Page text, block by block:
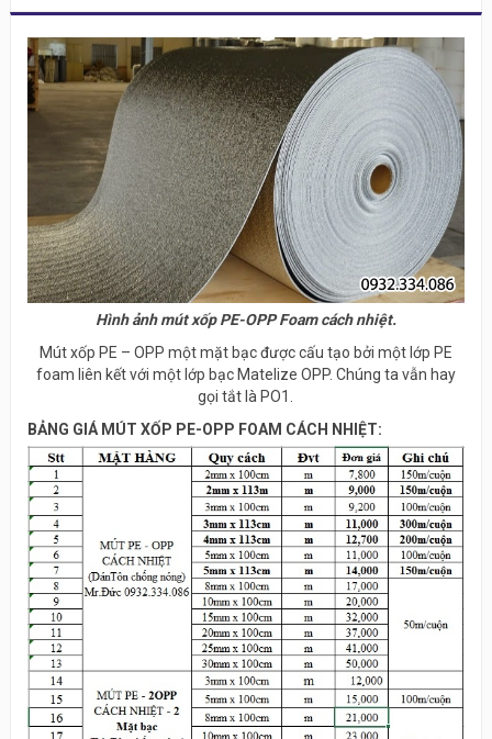
Hình ảnh mút xốp PE-OPP Foam cách nhiệt.
Mút xốp PE – OPP một mặt bạc được cấu tạo bởi một lớp PE
foam liên kết với một lớp bạc Matelize OPP. Chúng ta vẫn hay
gọi tắt là PO1.
BẢNG GIÁ MÚT XỐP PE-OPP FOAM CÁCH NHIỆT: